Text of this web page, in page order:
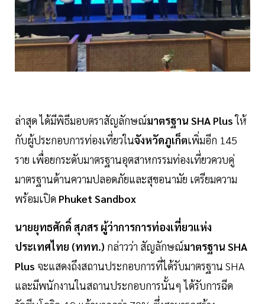
ล่าสุด ได้มีพิธีมอบตราสัญลักษณ์มาตรฐาน SHA Plusให้
กับผู้ประกอบการท่องเที่ยวในจังหวัดภูเก็ตเพิ่มอีก 145
ราย เพื่อยกระดับมาตรฐานอุตสาหกรรมท่องเที่ยวควบคู่
มาตรฐานด้านความปลอดภัยและสุขอนามัย เตรียมความ
พร้อมเปิด Phuket Sandbox
นายยุทธศักดิ์ สุภสร ผู้ว่าการการท่องเที่ยวแห่ง
ประเทศไทย (ททท.) กล่าวว่า สัญลักษณ์มาตรฐาน SHA
Plus จะแสดงถึงสถานประกอบการที่ได้รับมาตรฐาน SHA
และมีพนักงานในสถานประกอบการนั้นๆ ได้รับการฉีด